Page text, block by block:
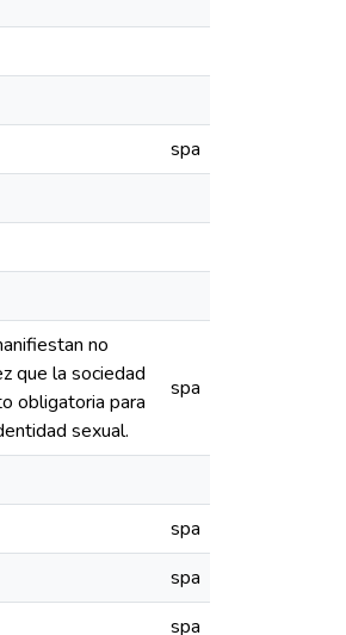
spa
no
que la sociedad
obligatoria para
sexual.
spa
spa
spa
spa